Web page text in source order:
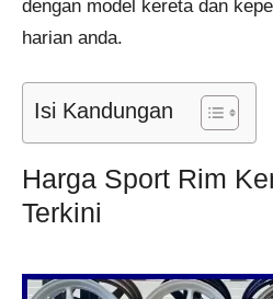
dengan model kereta dan
harian anda.
Isi Kandungan
Harga Sport Rim
Terkini